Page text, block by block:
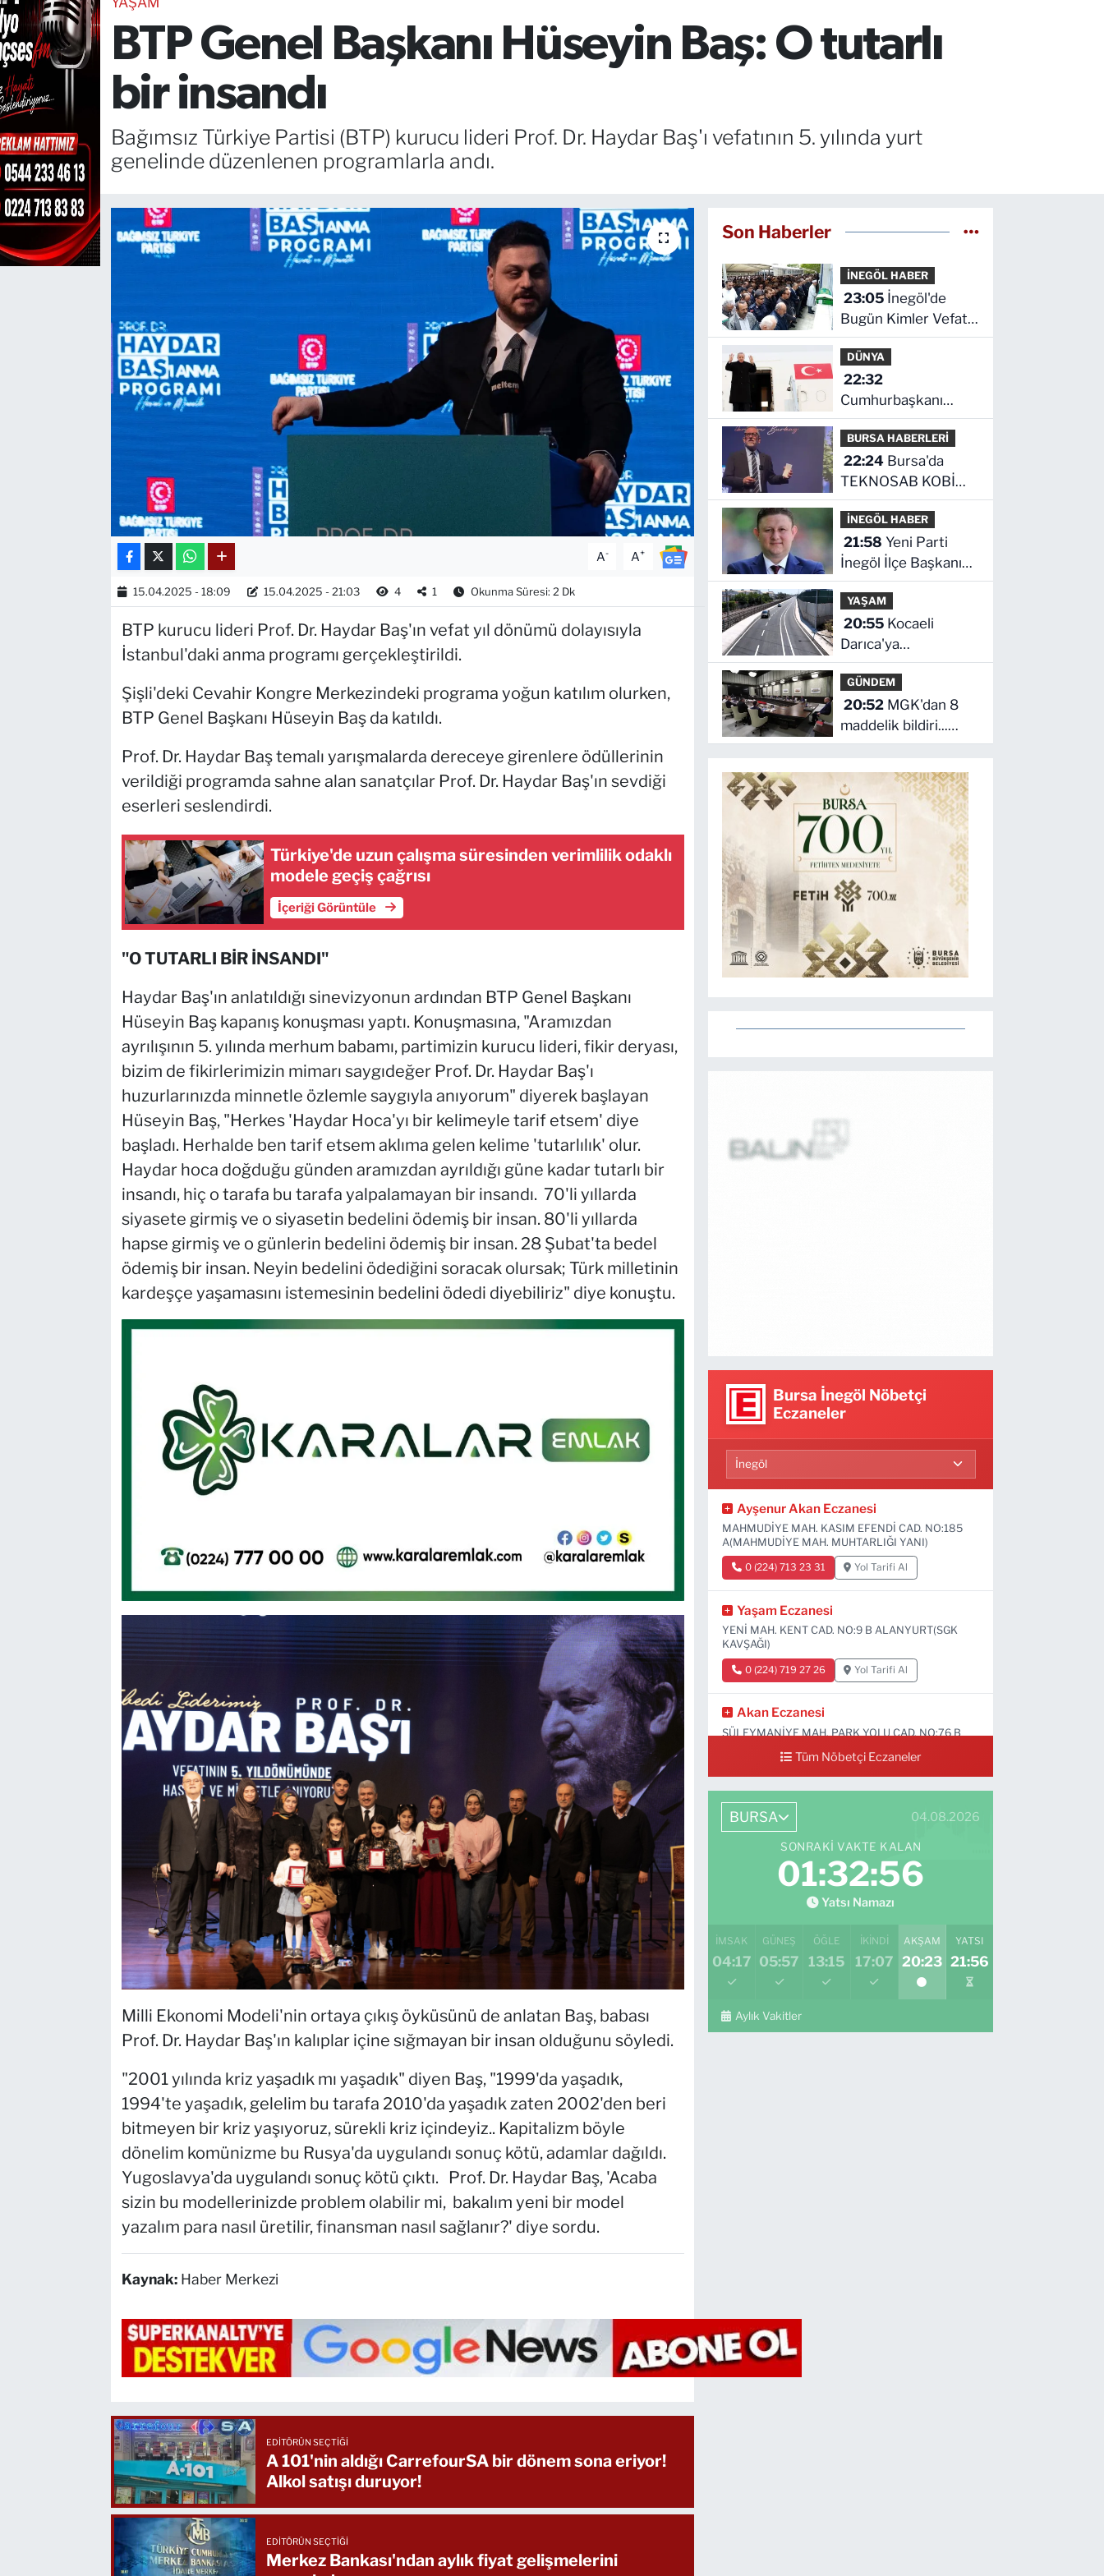
BTP Genel Başkanı Hüseyin Baş: O tutarlı
bir insandı
Bağımsız Türkiye Partisi (BTP) kurucu lideri Prof. Dr. Haydar Baş'ı vefatının 5. yılında yurt
genelinde düzenlenen programlarla andı.
A- A+
15.04.2025 - 18:09 15.04.2025 - 21:03 4 1 Okunma Süresi: 2 Dk
BTP kurucu lideri Prof. Dr. Haydar Baş'ın vefat yıl dönümü dolayısıyla
İstanbul'daki anma programı gerçekleştirildi.
Şişli'deki Cevahir Kongre Merkezindeki programa yoğun katılım olurken,
BTP Genel Başkanı Hüseyin Baş da katıldı.
Prof. Dr. Haydar Baş temalı yarışmalarda dereceye girenlere ödüllerinin
verildiği programda sahne alan sanatçılar Prof. Dr. Haydar Baş'ın sevdiği
eserleri seslendirdi.
Türkiye'de uzun çalışma süresinden verimlilik odaklı
modele geçiş çağrısı
İçeriği Görüntüle
"O TUTARLI BİR İNSANDI"
Haydar Baş'ın anlatıldığı sinevizyonun ardından BTP Genel Başkanı
Hüseyin Baş kapanış konuşması yaptı. Konuşmasına, "Aramızdan
ayrılışının 5. yılında merhum babamı, partimizin kurucu lideri, fikir deryası,
bizim de fikirlerimizin mimarı saygıdeğer Prof. Dr. Haydar Baş'ı
huzurlarınızda minnetle özlemle saygıyla anıyorum" diyerek başlayan
Hüseyin Baş, "Herkes 'Haydar Hoca'yı bir kelimeyle tarif etsem' diye
başladı. Herhalde ben tarif etsem aklıma gelen kelime 'tutarlılık' olur.
Haydar hoca doğduğu günden aramızdan ayrıldığı güne kadar tutarlı bir
insandı, hiç o tarafa bu tarafa yalpalamayan bir insandı. 70'li yıllarda
siyasete girmiş ve o siyasetin bedelini ödemiş bir insan. 80'li yıllarda
hapse girmiş ve o günlerin bedelini ödemiş bir insan. 28 Şubat'ta bedel
ödemiş bir insan. Neyin bedelini ödediğini soracak olursak; Türk milletinin
kardeşçe yaşamasını istemesinin bedelini ödedi diyebiliriz" diye konuştu.
Milli Ekonomi Modeli'nin ortaya çıkış öyküsünü de anlatan Baş, babası
Prof. Dr. Haydar Baş'ın kalıplar içine sığmayan bir insan olduğunu söyledi.
"2001 yılında kriz yaşadık mı yaşadık" diyen Baş, "1999'da yaşadık,
1994'te yaşadık, gelelim bu tarafa 2010'da yaşadık zaten 2002'den beri
bitmeyen bir kriz yaşıyoruz, sürekli kriz içindeyiz.. Kapitalizm böyle
dönelim komünizme bu Rusya'da uygulandı sonuç kötü, adamlar dağıldı.
Yugoslavya'da uygulandı sonuç kötü çıktı. Prof. Dr. Haydar Baş, 'Acaba
sizin bu modellerinizde problem olabilir mi, bakalım yeni bir model
yazalım para nasıl üretilir, finansman nasıl sağlanır?' diye sordu.
Kaynak: Haber Merkezi
EDITÖRÜN SEÇTIĞI
A 101'nin aldığı CarrefourSA bir dönem sona eriyor!
Alkol satışı duruyor!
EDITÖRÜN SEÇTIĞI
Merkez Bankası'ndan aylık fiyat gelişmelerini
Son Haberler
İNEGÖL HABER
23:05
Bugün Kimler Vefat
Etti? | 06 Ağustos
2026 Perşembe
DÜNYA
22:32
Cumhurbaşkanı
Erdoğan, Suudi
Arabistan yolcusu
BURSA HABERLERİ
22:24
TEKNOSAB KOBİ
OSB tanıtıldı...
Bursa'nın kalkınma
yolculuğunda yeni
dönem
İNEGÖL HABER
21:58 Yeni Parti
İnegöl İlçe Başkanı
Erkan Dönmez’den
İlk Mesaj
YAŞAM
20:55
Darıca'ya
Büyükşehir'den
modern ulaşım
yatırımı
GÜNDEM
20:52
maddelik bildiri...
Terörsüz Türkiye,
Gazze mesajı
Bursa İnegöl Nöbetçi
Eczaneler
Ayşenur Akan Eczanesi
MAHMUDİYE MAH. KASIM EFENDİ CAD. NO:185
A(MAHMUDİYE MAH. MUHTARLIĞI YANI)
0 (224) 713 23 31 Yol Tarifi Al
Yaşam Eczanesi
YENİ MAH. KENT CAD. NO:9 B ALANYURT(SGK
KAVŞAĞI)
0 (224) 719 27 26 Yol Tarifi Al
Akan Eczanesi
SÜLEYMANİYE MAH. PARK YOLU CAD. NO:76 B
0 (224) 713 66 64 Yol Tarifi Al
Tüm Nöbetçi Eczaneler
BURSA 04.08.2026
SONRAKI VAKTE KALAN
01:32:54
Yatsı Namazı
İMSAK
04:17
GÜNEŞ
05:57
ÖĞLE
13:15
İKINDI
17:07
AKŞAM
20:23
YATSI
21:56
Aylık Vakitler
TEKNOLOJİ
CANLI DİNLE
RESMİ İLANLAR
Gencsesfm Canlı Dinle